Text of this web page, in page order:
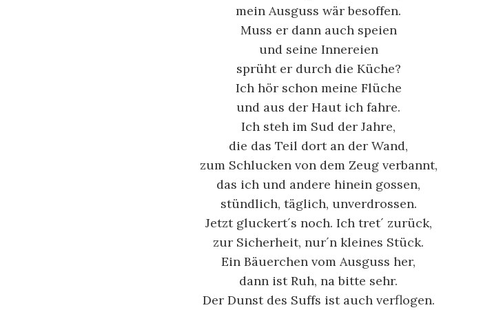
mein Ausguss wär besoffen.
Muss er dann auch speien
und seine Innereien
sprüht er durch die Küche?
Ich hör schon meine Flüche
und aus der Haut ich fahre.
Ich steh im Sud der Jahre,
die das Teil dort an der Wand,
zum Schlucken von dem Zeug verbannt,
das ich und andere hinein gossen,
stündlich, täglich, unverdrossen.
Jetzt gluckert´s noch. Ich tret´ zurück,
zur Sicherheit, nur´n kleines Stück.
Ein Bäuerchen vom Ausguss her,
dann ist Ruh, na bitte sehr.
Der Dunst des Suffs ist auch verflogen.